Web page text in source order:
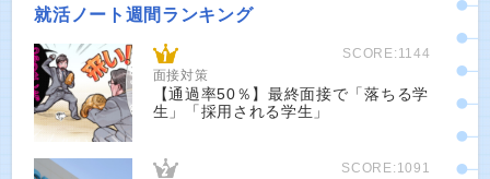
就活ノート週間ランキング
SCORE:1144
面接対策
【通過率50％】最終面接で「落ちる学
生」「採用される学生」
SCORE:1091